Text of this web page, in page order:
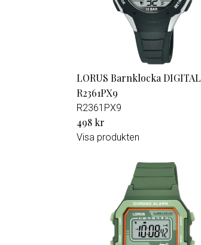
LORUS Barnklocka DIGITAL
R2361PX9
R2361PX9
498 kr
Visa produkten